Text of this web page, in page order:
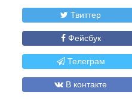
Твиттер
Фейсбук
Телеграм
В контакте